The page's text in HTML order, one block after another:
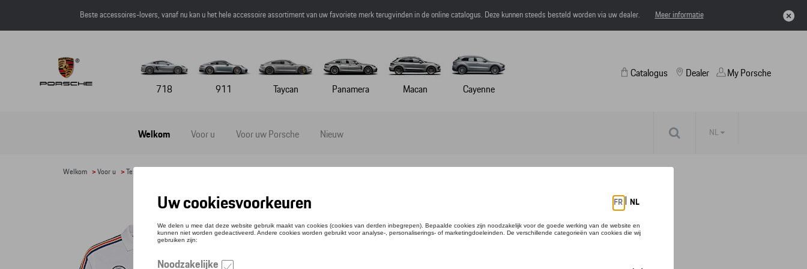
Beste accessoires-lovers, vanaf nu kan u het hele accessoire assortiment van uw favoriete merk terugvinden in de online catalogus. Deze kunnen steeds besteld worden via uw dealer. Meer informatie
718 911 Taycan Panamera Macan Cayenne
Catalogus
Welkom Voor u Voor uw Porsche Nieuw
Dealer My Porsche
NL
Welkom >Voor u >Textiel
POLO-SHIRT - RACING - XL
Referentie: WAP4510XL0NRTM